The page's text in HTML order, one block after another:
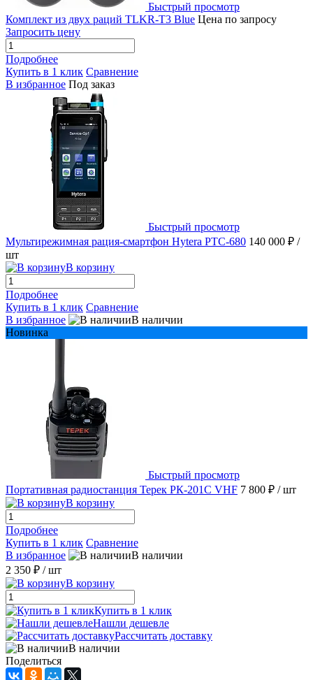
Быстрый просмотр
Комплект из двух раций TLKR-T3 Blue Цена по запросу
Запросить цену
Подробнее
Купить в 1 клик Сравнение
В избранное Под заказ
Быстрый просмотр
Мультирежимная рация-смартфон Hytera PTC-680 140 000 ₽ /
шт
В корзину
Подробнее
Купить в 1 клик Сравнение
В избранное
В наличии
Новинка
Быстрый просмотр
Портативная радиостанция Терек РК-201C VHF 7 800 ₽ / шт
В корзину
Подробнее
Купить в 1 клик Сравнение
В избранное
В наличии
2 350 ₽ / шт
В корзину
Купить в 1 клик
Нашли дешевле
Рассчитать доставку
В наличии
Поделиться